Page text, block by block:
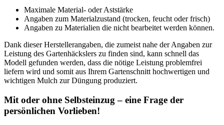
Maximale Material- oder Aststärke
Angaben zum Materialzustand (trocken, feucht oder frisch)
Angaben zu Materialien die nicht bearbeitet werden können.
Dank dieser Herstellerangaben, die zumeist nahe der Angaben zur
Leistung des Gartenhäckslers zu finden sind, kann schnell das
Modell gefunden werden, dass die nötige Leistung problemfrei
liefern wird und somit aus Ihrem Gartenschnitt hochwertigen und
wichtigen Mulch zur Düngung produziert.
Mit oder ohne Selbsteinzug – eine Frage der
persönlichen Vorlieben!